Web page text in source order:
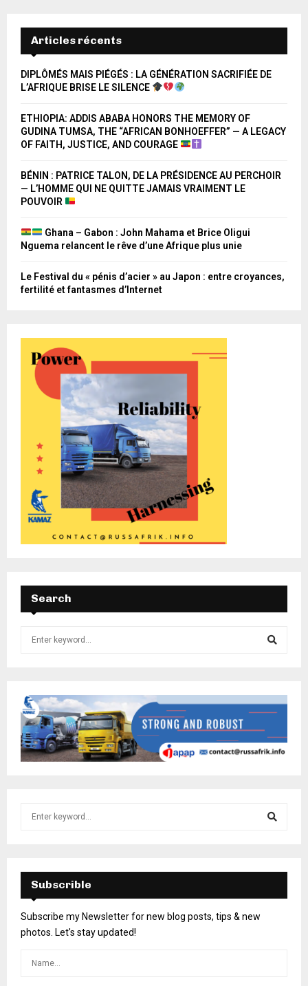
Articles récents
DIPLÔMÉS MAIS PIÉGÉS : LA GÉNÉRATION SACRIFIÉE DE
L’AFRIQUE BRISE LE SILENCE
ETHIOPIA: ADDIS ABABA HONORS THE MEMORY OF
GUDINA TUMSA, THE “AFRICAN BONHOEFFER” — A LEGACY
OF FAITH, JUSTICE, AND COURAGE
BÉNIN : PATRICE TALON, DE LA PRÉSIDENCE AU PERCHOIR
— L’HOMME QUI NE QUITTE JAMAIS VRAIMENT LE
POUVOIR
Ghana – Gabon : John Mahama et Brice Oligui
Nguema relancent le rêve d’une Afrique plus unie
Le Festival du « pénis d’acier » au Japon : entre croyances,
fertilité et fantasmes d’Internet
Search
Subscrible
Subscribe my Newsletter for new blog posts, tips & new
photos. Let's stay updated!